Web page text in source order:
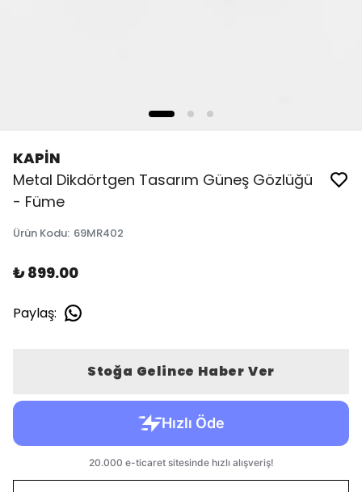
KAPİN
Metal Dikdörtgen Tasarım Güneş Gözlüğü
- Füme
Ürün Kodu: 69MR402
₺ 899.00
Paylaş:
Stoğa Gelince Haber Ver